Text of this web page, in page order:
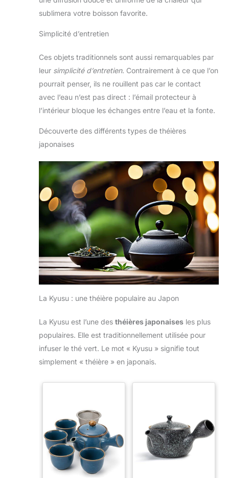
sublimera votre boisson favorite.
Simplicité d’entretien
Ces objets traditionnels sont aussi remarquables par
leur simplicité d’entretien. Contrairement à ce que l’on
pourrait penser, ils ne rouillent pas car le contact
avec l’eau n’est pas direct : l’émail protecteur à
l’intérieur bloque les échanges entre l’eau et la fonte.
Découverte des différents types de théières
japonaises
La Kyusu : une théière populaire au Japon
La Kyusu est l’une des théières japonaises les plus
populaires. Elle est traditionnellement utilisée pour
infuser le thé vert. Le mot « Kyusu » signifie tout
simplement « théière » en japonais.